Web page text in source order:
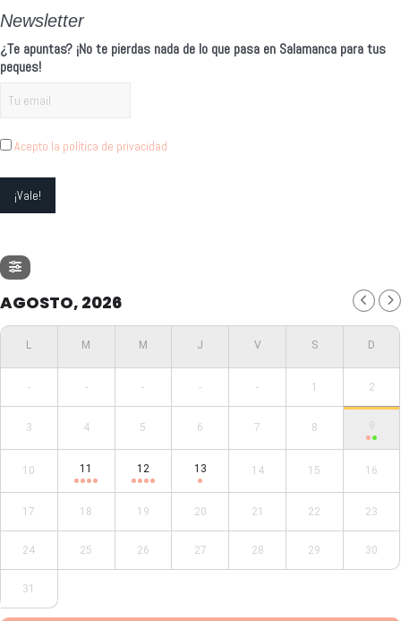
Newsletter
¿Te apuntas? ¡No te pierdas nada de lo que pasa en Salamanca para tus
peques!
Acepto la política de privacidad
AGOSTO, 2026
- - - - - 1 2
3 4 5 6 7 8 9
10 11 12 13 14 15 16
17 18 19 20 21 22 23
24 25 26 27 28 29 30
31